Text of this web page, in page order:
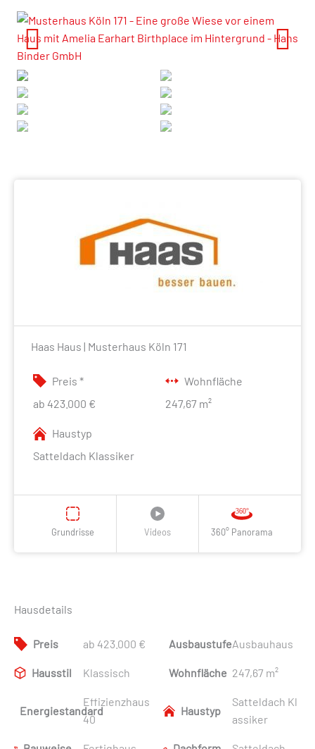
Haas Haus | Musterhaus Köln 171
Preis *
ab 423.000 €
Wohnfläche
247,67 m²
Haustyp
Satteldach Klassiker
Grundrisse Videos 360° Panorama
Previous
Hausdetails
Preis ab 423.000 € AusbaustufeAusbauhaus
Hausstil Klassisch Wohnfläche 247,67 m²
Energiestandard
Effizienzhaus
40
Haustyp
Satteldach Kl
assiker